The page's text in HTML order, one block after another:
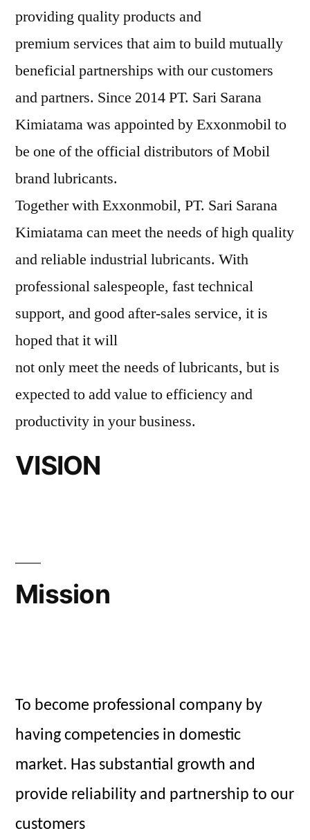
providing quality products and
premium services that aim to build mutually
beneficial partnerships with our customers
and partners. Since 2014 PT. Sari Sarana
Kimiatama was appointed by Exxonmobil to
be one of the official distributors of Mobil
brand lubricants.
Together with Exxonmobil, PT. Sari Sarana
Kimiatama can meet the needs of high quality
and reliable industrial lubricants. With
professional salespeople, fast technical
support, and good after-sales service, it is
hoped that it will
not only meet the needs of lubricants, but is
expected to add value to efficiency and
productivity in your business.
VISION
Mission
To become professional company by
having competencies in domestic
market. Has substantial growth and
provide reliability and partnership to our
customers